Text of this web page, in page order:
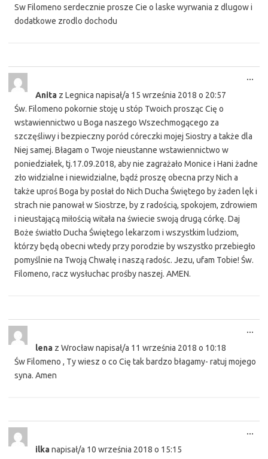
Sw Filomeno serdecznie prosze Cie o laske wyrwania z dlugow i
dodatkowe zrodlo dochodu
Anita z Legnica napisał/a 15 września 2018 o 20:57
Św. Filomeno pokornie stoję u stóp Twoich prosząc Cię o
wstawiennictwo u Boga naszego Wszechmogącego za
szczęśliwy i bezpieczny poród córeczki mojej Siostry a także dla
Niej samej. Błagam o Twoje nieustanne wstawiennictwo w
poniedziałek, tj.17.09.2018, aby nie zagrażało Monice i Hani żadne
zło widzialne i niewidzialne, bądź proszę obecna przy Nich a
także uproś Boga by posłał do Nich Ducha Świętego by żaden lęk i
strach nie panował w Siostrze, by z radością, spokojem, zdrowiem
i nieustającą miłością witała na świecie swoją drugą córkę. Daj
Boże światło Ducha Świętego lekarzom i wszystkim ludziom,
którzy będą obecni wtedy przy porodzie by wszystko przebiegło
pomyślnie na Twoją Chwałę i naszą radośc. Jezu, ufam Tobie! Św.
Filomeno, racz wysłuchac prośby naszej. AMEN.
...
lena z Wrocławnapisał/a 11 września 2018 o 10:18
Św Filomeno , Ty wiesz o co Cię tak bardzo błagamy- ratuj mojego
syna. Amen
...
ilkanapisał/a 10 września 2018 o 15:15
...